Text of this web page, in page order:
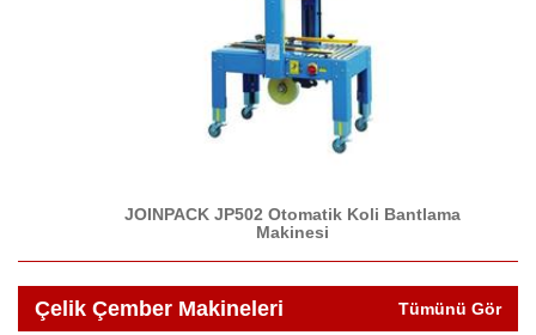
JOINPACK JP502 Otomatik Koli Bantlama
Makinesi
Çelik Çember Makineleri Tümünü Gör